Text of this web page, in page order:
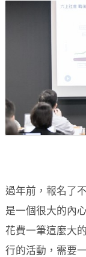
過年前，報名了
是一個很大的內
花費一筆這麼大
行的活動，需要